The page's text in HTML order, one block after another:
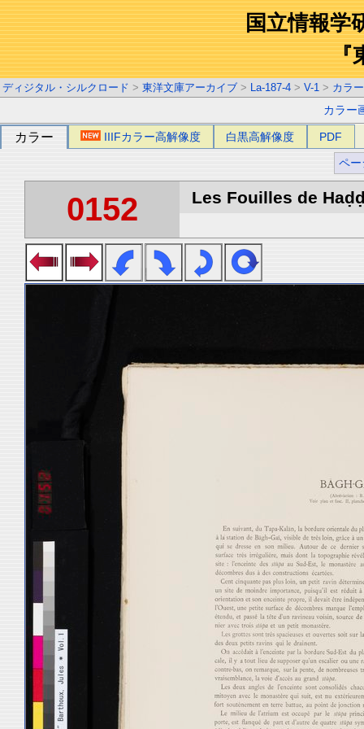
国立情報学
『
ディジタル・シルクロード > 東洋文庫アーカイブ > La-187-4 > V-1 > カラ
カラー
カラー IIIFカラー高解像度 白黒高解像度 PDF
ペー
0152 Les Fouilles de